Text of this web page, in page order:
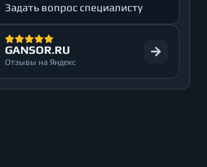
Задать вопрос специалисту
GANSOR.RU
Отзывы на Яндекс